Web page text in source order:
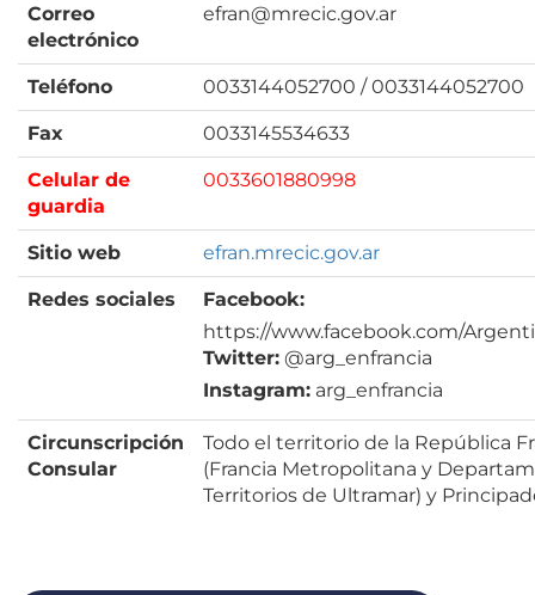
Correo
electrónico
efran@mrecic.gov.ar
Teléfono 0033144052700 / 0033144052700
Fax 0033145534633
Celular de
guardia
0033601880998
Sitio web efran.mrecic.gov.ar
Redes sociales
Facebook:
https://www.facebook.com/
Twitter: @arg_enfrancia
Instagram: arg_enfrancia
Circunscripción
Consular
Todo el territorio de la República
(Francia Metropolitana y
Territorios de Ultramar) y